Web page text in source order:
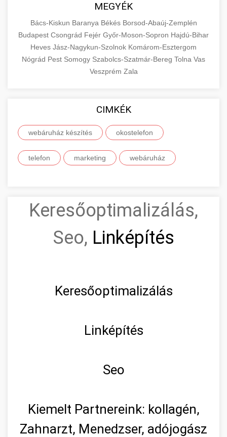
MEGYÉK
Bács-Kiskun Baranya Békés Borsod-Abaúj-Zemplén
Budapest Csongrád Fejér Győr-Moson-Sopron Hajdú-Bihar
Heves Jász-Nagykun-Szolnok Komárom-Esztergom
Nógrád Pest Somogy Szabolcs-Szatmár-Bereg Tolna Vas
Veszprém Zala
CIMKÉK
webáruház készítés okostelefon
telefon marketing webáruház
Keresőoptimalizálás,
Seo, Linképítés
Keresőoptimalizálás
Linképítés
Seo
Kiemelt Partnereink: kollagén,
Zahnarzt, Menedzser, adójogász